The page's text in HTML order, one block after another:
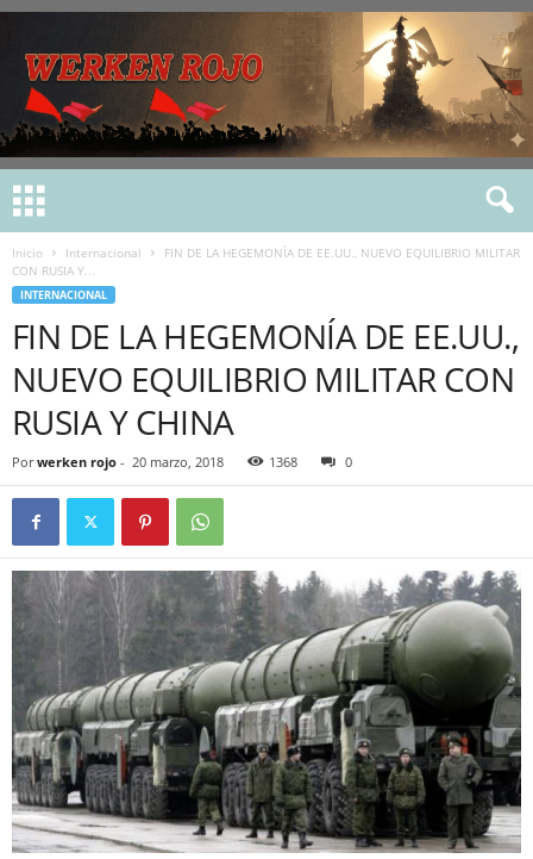
Inicio Internacional
FIN DE LA HEGEMONÍA DE EE.UU., NUEVO EQUILIBRIO MILITAR
CON RUSIA Y...
INTERNACIONAL
FIN DE LA HEGEMONÍA DE EE.UU.,
NUEVO EQUILIBRIO MILITAR CON
RUSIA Y CHINA
Por werken rojo - 20 marzo, 2018 1368 0